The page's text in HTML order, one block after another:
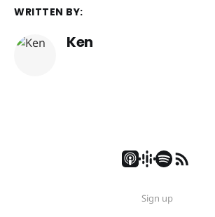
WRITTEN BY:
Ken
Sign up